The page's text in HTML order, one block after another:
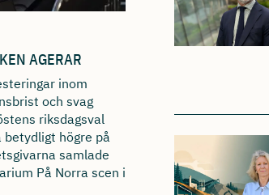
AGERAR
inom
och svag
riksdagsval
högre på
samlade
På Norra scen i